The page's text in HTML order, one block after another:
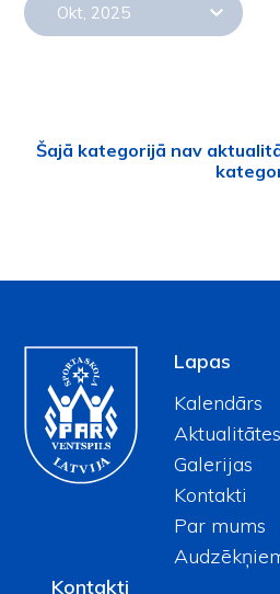
Okt, 2025
Šajā kategorijā nav
Lapas
Kalendārs
Aktualitātes
Galerijas
Kontakti
Par mums
Kontakti